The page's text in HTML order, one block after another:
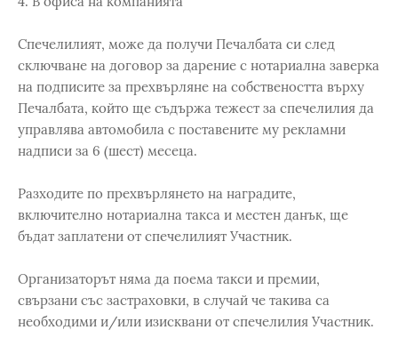
Спечелилият, може да получи Печалбата си след
сключване на договор за дарение с нотариална заверка
на подписите за прехвърляне на собствеността върху
Печалбата, който ще съдържа тежест за спечелилия да
управлява автомобила с поставените му рекламни
надписи за 6 (шест) месеца.
Разходите по прехвърлянето на наградите,
включително нотариална такса и местен данък, ще
бъдат заплатени от спечелилият Участник.
Организаторът няма да поема такси и премии,
свързани със застраховки, в случай че такива са
необходими и/или изисквани от спечелилия Участник.